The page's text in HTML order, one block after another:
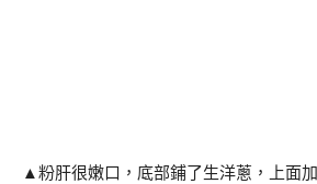
▲粉肝很嫩口，底部鋪了生洋蔥，上面